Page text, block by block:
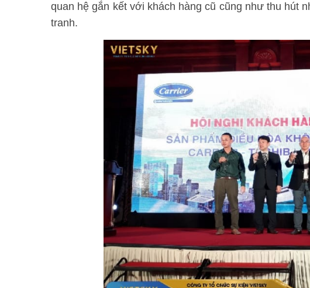
quan hệ gắn kết với khách hàng cũ cũng như thu hút
tranh.